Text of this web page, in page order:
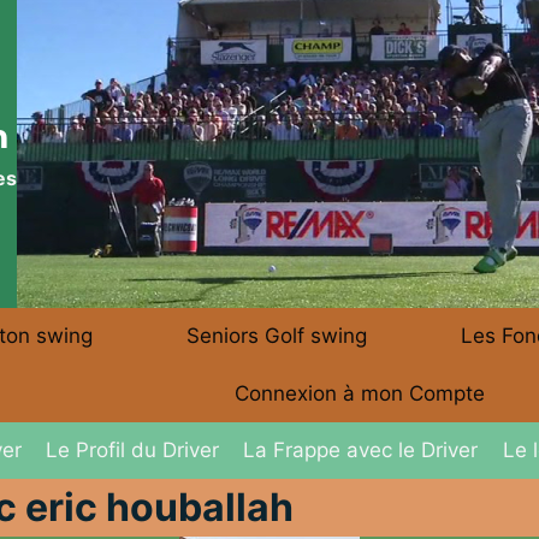
swing Seniors Golf swing Les
Connexion à mon Compte
Le Profil du Driver La Frappe avec le Driver Le
eric houballah